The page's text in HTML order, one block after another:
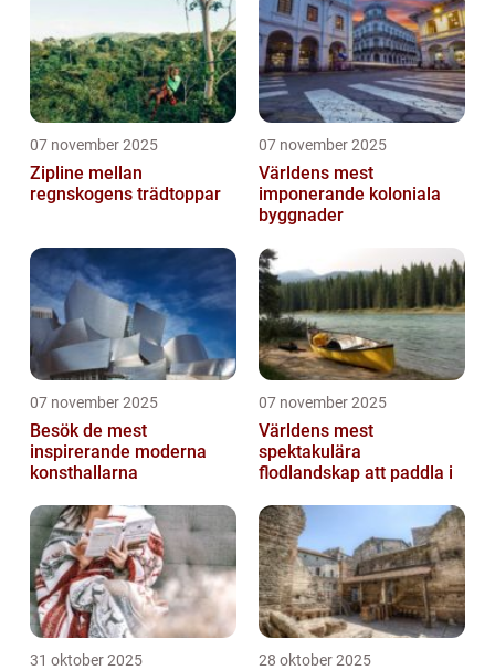
07 november 2025
Zipline mellan
regnskogens trädtoppar
07 november 2025
Världens mest
imponerande koloniala
byggnader
07 november 2025
Besök de mest
inspirerande moderna
konsthallarna
07 november 2025
Världens mest
spektakulära
flodlandskap att paddla i
31 oktober 2025 28 oktober 2025